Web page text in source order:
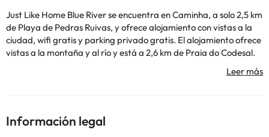
Just Like Home Blue River se encuentra en Caminha, a solo 2,5 km
de Playa de Pedras Ruivas, y ofrece alojamiento con vistas a la
ciudad, wifi gratis y parking privado gratis. El alojamiento ofrece
vistas a la montaña y al río y está a 2,6 km de Praia do Codesal.
El apartamento incluye 2 dormitorios y una cocina con nevera y
o soltera ni fiestas similares.
Información legal